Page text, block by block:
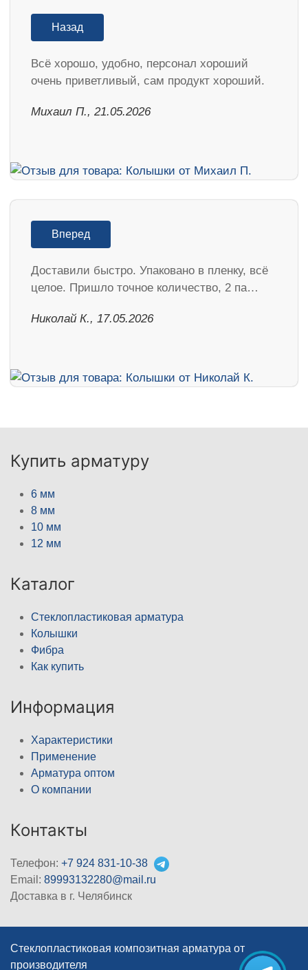
Назад
Всё хорошо, удобно, персонал хороший
очень приветливый, сам продукт хороший.
Михаил П., 21.05.2026
Вперед
Доставили быстро. Упаковано в пленку, всё
целое. Пришло точное количество, 2 па…
Николай К., 17.05.2026
Купить арматуру
6 мм
8 мм
10 мм
12 мм
Каталог
Стеклопластиковая арматура
Колышки
Фибра
Как купить
Информация
Характеристики
Применение
Арматура оптом
О компании
Контакты
Телефон: +7 924 831-10-38
Email: 89993132280@mail.ru
Доставка в г. Челябинск
Стеклопластиковая композитная арматура от
производителя